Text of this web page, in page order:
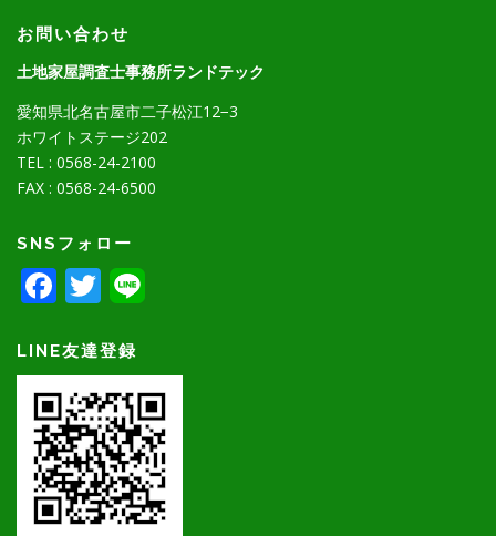
お問い合わせ
土地家屋調査士事務所ランドテック
愛知県北名古屋市二子松江12−3
ホワイトステージ202
TEL : 0568-24-2100
FAX : 0568-24-6500
SNSフォロー
Facebook
Twitter
LINE友達登録